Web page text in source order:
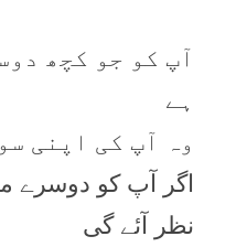
آپ کو جو کچھ
ہے
وہ آپ کی اپنی
اگر آپ کو دوسرے
نظر آئے گی